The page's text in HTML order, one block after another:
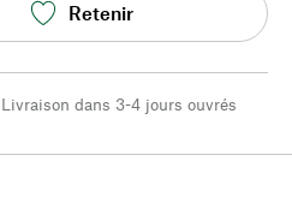
Retenir
Livraison dans 3-4 jours ouvrés